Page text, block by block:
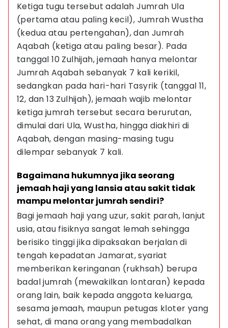
Ketiga tugu tersebut adalah Jumrah Ula
(pertama atau paling kecil), Jumrah Wustha
(kedua atau pertengahan), dan Jumrah
Aqabah (ketiga atau paling besar). Pada
tanggal 10 Zulhijah, jemaah hanya melontar
Jumrah Aqabah sebanyak 7 kali kerikil,
sedangkan pada hari-hari Tasyrik (tanggal 11,
12, dan 13 Zulhijah), jemaah wajib melontar
ketiga jumrah tersebut secara berurutan,
dimulai dari Ula, Wustha, hingga diakhiri di
Aqabah, dengan masing-masing tugu
dilempar sebanyak 7 kali.
Bagaimana hukumnya jika seorang
jemaah haji yang lansia atau sakit tidak
mampu melontar jumrah sendiri?
Bagi jemaah haji yang uzur, sakit parah, lanjut
usia, atau fisiknya sangat lemah sehingga
berisiko tinggi jika dipaksakan berjalan di
tengah kepadatan Jamarat, syariat
memberikan keringanan (rukhsah) berupa
badal jumrah (mewakilkan lontaran) kepada
orang lain, baik kepada anggota keluarga,
sesama jemaah, maupun petugas kloter yang
sehat, di mana orang yang membadalkan